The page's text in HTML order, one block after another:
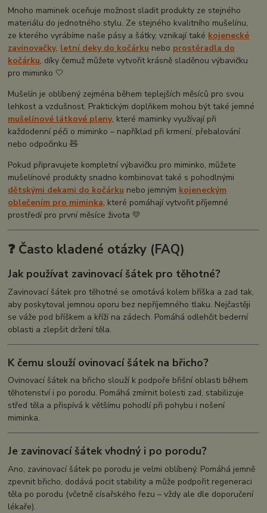
Mnoho maminek oceňuje možnost sladit produkty ze stejného
materiálu do jednotného stylu. Ze stejného kvalitního mušelínu,
ze kterého vyrábíme naše pásy a šátky, vznikají také kojenecké
zavinovačky, letní deky do kočárku nebo prostěradla do
kočárku, díky čemuž můžete vytvořit krásně sladěnou výbavičku
pro miminko 🤍
Mušelín je oblíbený zejména během teplejších měsíců pro svou
lehkost a vzdušnost. Praktickým doplňkem mohou být také jemné
mušelínové látkové pleny, které maminky využívají při
každodenní péči o miminko – například při krmení, přebalování
nebo odpočinku 🧸
Pokud připravujete kompletní výbavičku pro miminko, můžete
mušelínové produkty snadno kombinovat také s pohodlnými
dětskými dekami do kočárku nebo jemným kojeneckým
oblečením pro miminka, které pomáhají vytvořit příjemné
prostředí pro první měsíce života 💛
❓ Často kladené otázky (FAQ)
Jak používat zavinovací šátek pro těhotné?
Zavinovací šátek pro těhotné se omotává kolem bříška a zad tak,
aby poskytoval jemnou oporu bez nepříjemného tlaku. Nejčastěji
se váže pod bříškem a kříží na zádech. Pomáhá odlehčit bederní
oblasti a zlepšit držení těla.
K čemu slouží ovinovací šátek na břicho?
Ovinovací šátek na břicho slouží k podpoře břišní oblasti během
těhotenství i po porodu. Pomáhá zmírnit bolesti zad, stabilizuje
střed těla a přispívá k většímu pohodlí při pohybu i nošení
miminka.
Je zavinovací šátek vhodný i po porodu?
Ano, zavinovací šátek po porodu je velmi oblíbený. Pomáhá jemně
zpevnit břicho, dodává pocit stability a může podpořit regeneraci
těla po porodu (včetně císařského řezu – vždy ale dle doporučení
lékaře).